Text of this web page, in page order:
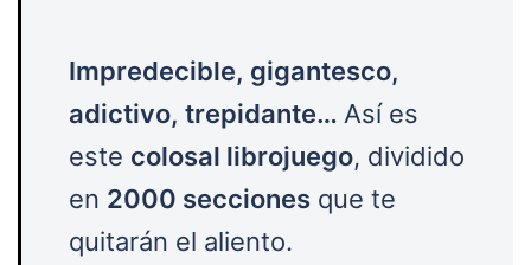
Impredecible, gigantesco,
adictivo, trepidante… Así es
este colosal librojuego, dividido
en 2000 secciones que te
quitarán el aliento.